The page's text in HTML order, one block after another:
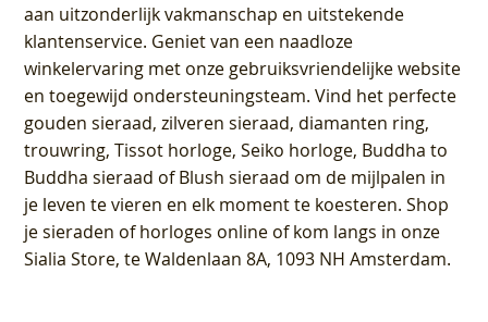
aan uitzonderlijk vakmanschap en uitstekende
klantenservice. Geniet van een naadloze
winkelervaring met onze gebruiksvriendelijke website
en toegewijd ondersteuningsteam. Vind het perfecte
gouden sieraad, zilveren sieraad, diamanten ring,
trouwring, Tissot horloge, Seiko horloge, Buddha to
Buddha sieraad of Blush sieraad om de mijlpalen in
je leven te vieren en elk moment te koesteren. Shop
je sieraden of horloges online of kom langs in onze
Sialia Store, te Waldenlaan 8A, 1093 NH Amsterdam.